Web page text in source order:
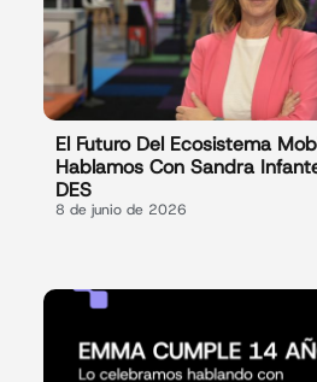
El Futuro Del Ecosistema
Hablamos Con Sandra
DES
8 de junio de 2026